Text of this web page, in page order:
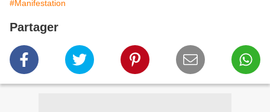
#Manifestation
Partager